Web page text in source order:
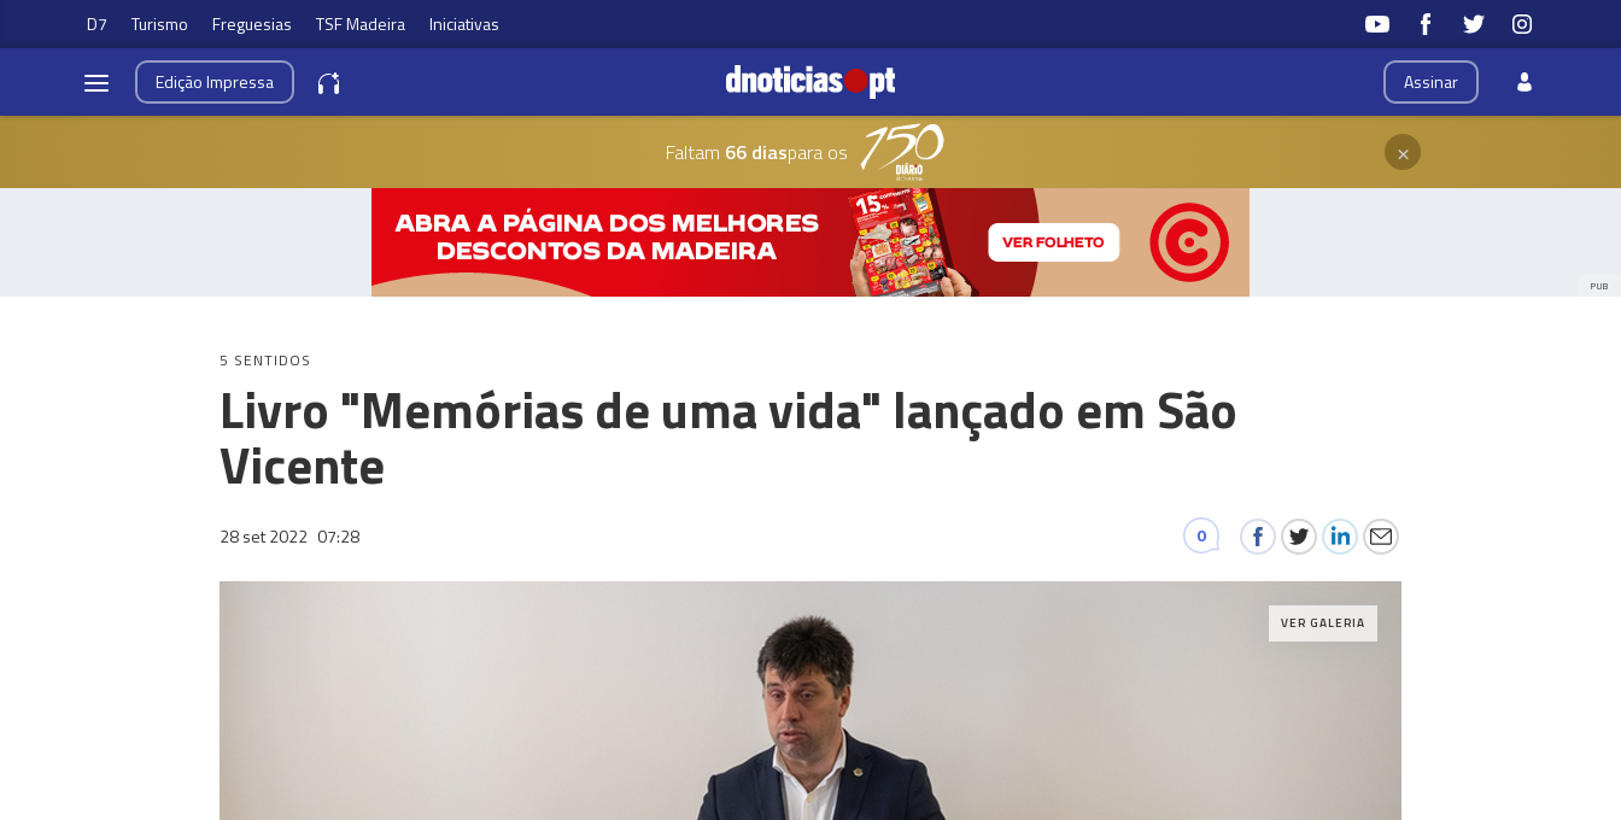
D7 Turismo Freguesias TSF Madeira Iniciativas
Assinar
EdiçãoImpressa
Faltam 66 diaspara os ×
PUB
5 SENTIDOS
Livro "Memórias de uma vida" lançado em São
Vicente
28 set 2022 07:28 0
VER GALERIA